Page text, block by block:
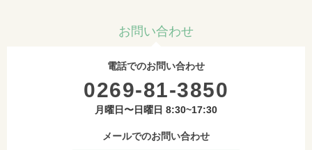
お問い合わせ
電話でのお問い合わせ
0269-81-3850
月曜日〜日曜日 8:30~17:30
メールでのお問い合わせ